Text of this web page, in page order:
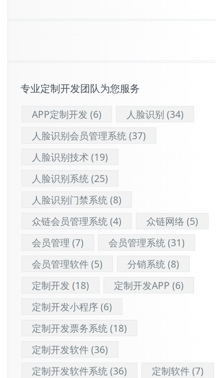
专业定制开发团队为您服务
APP定制开发 (6) 人脸识别 (34)
人脸识别会员管理系统(37)
人脸识别技术(19)
人脸识别系统(25)
人脸识别门禁系统(8)
众链会员管理系统(4) 众链网络 (5)
会员管理 (7) 会员管理系统(31)
会员管理软件(5) 分销系统(8)
定制开发 (18) 定制开发APP (6)
定制开发小程序(6)
定制开发票务系统(18)
定制开发软件(36)
定制开发软件系统(36) 定制软件(7)